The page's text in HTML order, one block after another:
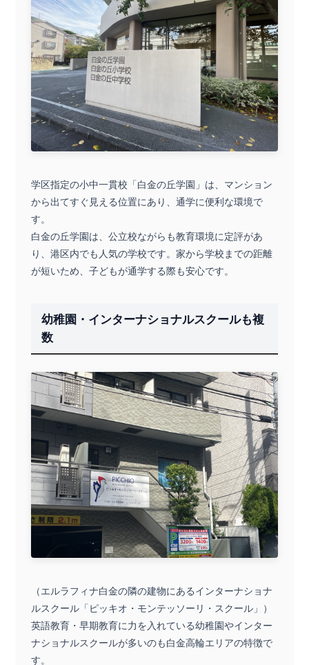
学区指定の小中一貫校「白金の丘学園」は、マンション
から出てすぐ見える位置にあり、通学に便利な環境で
す。
白金の丘学園は、公立校ながらも教育環境に定評があ
り、港区内でも人気の学校です。家から学校までの距離
が短いため、子どもが通学する際も安心です。
幼稚園・インターナショナルスクールも複
数
（エルラフィナ白金の隣の建物にあるインターナショナ
ルスクール「ピッキオ・モンテッソーリ・スクール」）
英語教育・早期教育に力を入れている幼稚園やインター
ナショナルスクールが多いのも白金高輪エリアの特徴で
す。